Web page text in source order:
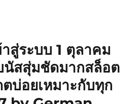
สู่ระบบ 1 ตุลาคม
สสุ่มชัดมากสล็อต
บ่อยเหมาะกับทุก